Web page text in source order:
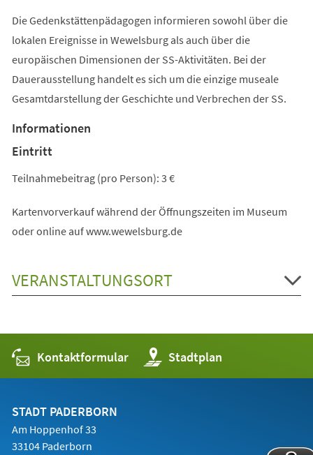
Die Gedenkstättenpädagogen informieren sowohl über die
lokalen Ereignisse in Wewelsburg als auch über die
europäischen Dimensionen der SS-Aktivitäten. Bei der
Dauerausstellung handelt es sich um die einzige museale
Gesamtdarstellung der Geschichte und Verbrechen der SS.
Informationen
Eintritt
Teilnahmebeitrag (pro Person): 3 €
Kartenvorverkauf während der Öffnungszeiten im Museum
oder online auf www.wewelsburg.de
VERANSTALTUNGSORT
Kontaktformular Stadtplan
(Öffnet
in
einem
STADT PADERBORN
Am Hoppenhof 33
33104 Paderborn